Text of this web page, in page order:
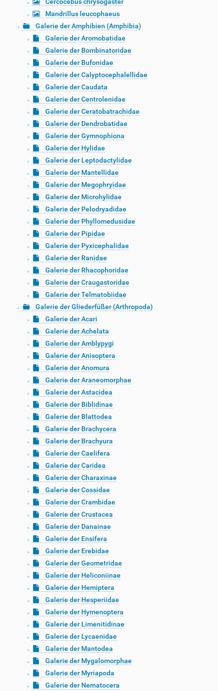
Cercocebus chrysogaster
Mandrillus leucophaeus
Galerie der Amphibien (Amphibia)
Galerie der Aromobatidae
Galerie der Bombinatoridae
Galerie der Bufonidae
Galerie der Calyptocephalellidae
Galerie der Caudata
Galerie der Centrolenidae
Galerie der Ceratobatrachidae
Galerie der Dendrobatidae
Galerie der Gymnophiona
Galerie der Hylidae
Galerie der Leptodactylidae
Galerie der Mantellidae
Galerie der Megophryidae
Galerie der Microhylidae
Galerie der Pelodryadidae
Galerie der Phyllomedusidae
Galerie der Pipidae
Galerie der Pyxicephalidae
Galerie der Ranidae
Galerie der Rhacophoridae
Galerie der Craugastoridae
Galerie der Telmatobiidae
Galerie der Gliederfüßer (Arthropoda)
Galerie der Acari
Galerie der Achelata
Galerie der Amblypygi
Galerie der Anisoptera
Galerie der Anomura
Galerie der Araneomorphae
Galerie der Astacidea
Galerie der Biblidinae
Galerie der Blattodea
Galerie der Brachycera
Galerie der Brachyura
Galerie der Caelifera
Galerie der Caridea
Galerie der Charaxinae
Galerie der Cossidae
Galerie der Crambidae
Galerie der Crustacea
Galerie der Danainae
Galerie der Ensifera
Galerie der Erebidae
Galerie der Geometridae
Galerie der Heliconiinae
Galerie der Hemiptera
Galerie der Hesperiidae
Galerie der Hymenoptera
Galerie der Limenitidinae
Galerie der Lycaenidae
Galerie der Mantodea
Galerie der Mygalomorphae
Galerie der Myriapoda
Galerie der Nematocera